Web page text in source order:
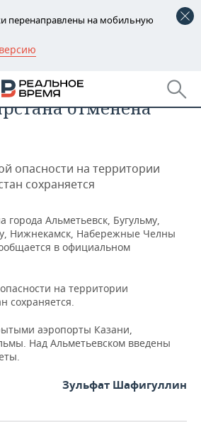
перенаправлены на мобильную
ПФО
БПЛА на крупные
отменена
опасности на территории
сохраняется
города Альметьевск, Бугульму,
Нижнекамск, Набережные Челны
в официальном
на территории
сохраняется.
аэропорты Казани,
Над Альметьевском введены
Зульфат Шафигуллин